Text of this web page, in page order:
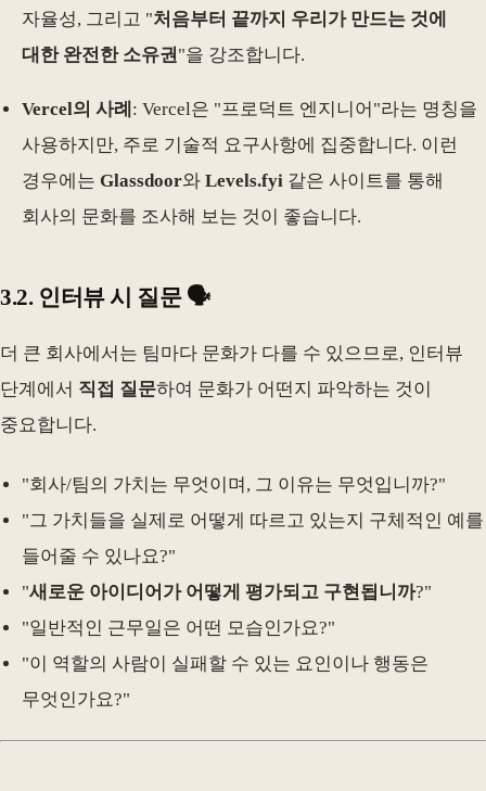
자율성, 그리고 "처음부터 끝까지 우리가 만드는 것에
대한 완전한 소유권 "을 강조합니다.
Vercel의 사례 : Vercel은 "프로덕트 엔지니어"라는 명칭을
사용하지만, 주로 기술적 요구사항에 집중합니다. 이런
경우에는 Glassdoor와 Levels.fyi 같은 사이트를 통해
회사의 문화를 조사해 보는 것이 좋습니다.
3.2. 인터뷰 시 질문 🗣️
더 큰 회사에서는 팀마다 문화가 다를 수 있으므로, 인터뷰
단계에서 직접 질문하여 문화가 어떤지 파악하는 것이
중요합니다.
"회사/팀의 가치는 무엇이며, 그 이유는 무엇입니까?"
"그 가치들을 실제로 어떻게 따르고 있는지 구체적인 예를
들어줄 수 있나요?"
"새로운 아이디어가 어떻게 평가되고 구현됩니까?"
"일반적인 근무일은 어떤 모습인가요?"
"이 역할의 사람이 실패할 수 있는 요인이나 행동은
무엇인가요?"